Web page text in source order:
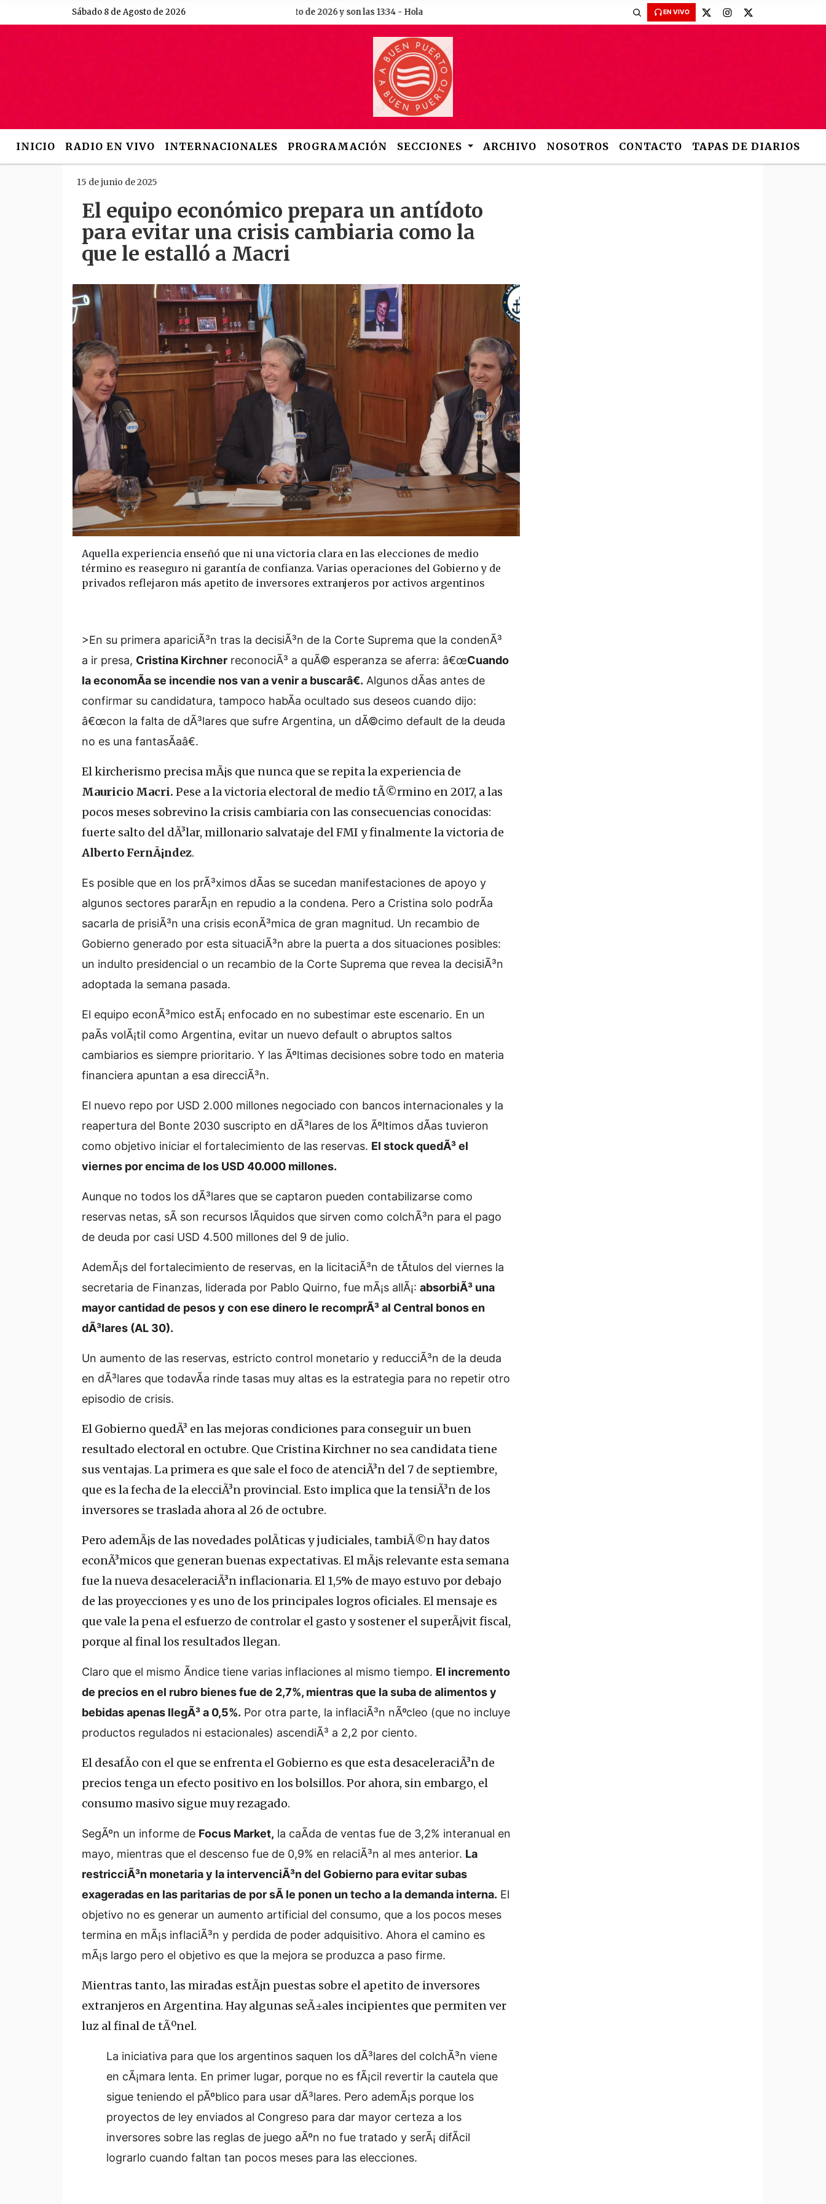
Sábado 8 de Agosto de 2026Hoy es Sábado 8 de Agosto de 2026 y son las 13:34 - Hola EN VIVO
INICIO RADIO EN VIVO INTERNACIONALES PROGRAMACIÓN SECCIONES ARCHIVO NOSOTROS CONTACTO TAPAS DE DIARIOS
15 de junio de 2025
El equipo económico prepara un antídoto
para evitar una crisis cambiaria como la
que le estalló a Macri
Aquella experiencia enseñó que ni una victoria clara en las elecciones de medio
término es reaseguro ni garantía de confianza. Varias operaciones del Gobierno y de
privados reflejaron más apetito de inversores extranjeros por activos argentinos
>En su primera apariciÃ³n tras la decisiÃ³n de la Corte Suprema que la condenÃ³
a ir presa, Cristina Kirchner reconociÃ³ a quÃ© esperanza se aferra: â€œCuando
la economÃ­a se incendie nos van a venir a buscarâ€. Algunos dÃ­as antes de
confirmar su candidatura, tampoco habÃ­a ocultado sus deseos cuando dijo:
â€œcon la falta de dÃ³lares que sufre Argentina, un dÃ©cimo default de la deuda
no es una fantasÃ­aâ€.
El kircherismo precisa mÃ¡s que nunca que se repita la experiencia de
Mauricio Macri. Pese a la victoria electoral de medio tÃ©rmino en 2017, a las
pocos meses sobrevino la crisis cambiaria con las consecuencias conocidas:
fuerte salto del dÃ³lar, millonario salvataje del FMI y finalmente la victoria de
Alberto FernÃ¡ndez.
Es posible que en los prÃ³ximos dÃ­as se sucedan manifestaciones de apoyo y
algunos sectores pararÃ¡n en repudio a la condena. Pero a Cristina solo podrÃ­a
sacarla de prisiÃ³n una crisis econÃ³mica de gran magnitud. Un recambio de
Gobierno generado por esta situaciÃ³n abre la puerta a dos situaciones posibles:
un indulto presidencial o un recambio de la Corte Suprema que revea la decisiÃ³n
adoptada la semana pasada.
El equipo econÃ³mico estÃ¡ enfocado en no subestimar este escenario. En un
paÃ­s volÃ¡til como Argentina, evitar un nuevo default o abruptos saltos
cambiarios es siempre prioritario. Y las Ãºltimas decisiones sobre todo en materia
financiera apuntan a esa direcciÃ³n.
El nuevo repo por USD 2.000 millones negociado con bancos internacionales y la
reapertura del Bonte 2030 suscripto en dÃ³lares de los Ãºltimos dÃ­as tuvieron
como objetivo iniciar el fortalecimiento de las reservas. El stock quedÃ³ el
viernes por encima de los USD 40.000 millones.
Aunque no todos los dÃ³lares que se captaron pueden contabilizarse como
reservas netas, sÃ­ son recursos lÃ­quidos que sirven como colchÃ³n para el pago
de deuda por casi USD 4.500 millones del 9 de julio.
AdemÃ¡s del fortalecimiento de reservas, en la licitaciÃ³n de tÃ­tulos del viernes la
secretaria de Finanzas, liderada por Pablo Quirno, fue mÃ¡s allÃ¡: absorbiÃ³ una
mayor cantidad de pesos y con ese dinero le recomprÃ³ al Central bonos en
dÃ³lares (AL 30).
Un aumento de las reservas, estricto control monetario y reducciÃ³n de la deuda
en dÃ³lares que todavÃ­a rinde tasas muy altas es la estrategia para no repetir otro
episodio de crisis.
El Gobierno quedÃ³ en las mejoras condiciones para conseguir un buen
resultado electoral en octubre. Que Cristina Kirchner no sea candidata tiene
sus ventajas. La primera es que sale el foco de atenciÃ³n del 7 de septiembre,
que es la fecha de la elecciÃ³n provincial. Esto implica que la tensiÃ³n de los
inversores se traslada ahora al 26 de octubre.
Pero ademÃ¡s de las novedades polÃ­ticas y judiciales, tambiÃ©n hay datos
econÃ³micos que generan buenas expectativas. El mÃ¡s relevante esta semana
fue la nueva desaceleraciÃ³n inflacionaria. El 1,5% de mayo estuvo por debajo
de las proyecciones y es uno de los principales logros oficiales. El mensaje es
que vale la pena el esfuerzo de controlar el gasto y sostener el superÃ¡vit fiscal,
porque al final los resultados llegan.
Claro que el mismo Ã­ndice tiene varias inflaciones al mismo tiempo. El incremento
de precios en el rubro bienes fue de 2,7%, mientras que la suba de alimentos y
bebidas apenas llegÃ³ a 0,5%. Por otra parte, la inflaciÃ³n nÃºcleo (que no incluye
productos regulados ni estacionales) ascendiÃ³ a 2,2 por ciento.
El desafÃ­o con el que se enfrenta el Gobierno es que esta desaceleraciÃ³n de
precios tenga un efecto positivo en los bolsillos. Por ahora, sin embargo, el
consumo masivo sigue muy rezagado.
SegÃºn un informe de Focus Market, la caÃ­da de ventas fue de 3,2% interanual en
mayo, mientras que el descenso fue de 0,9% en relaciÃ³n al mes anterior. La
restricciÃ³n monetaria y la intervenciÃ³n del Gobierno para evitar subas
exageradas en las paritarias de por sÃ­ le ponen un techo a la demanda interna. El
objetivo no es generar un aumento artificial del consumo, que a los pocos meses
termina en mÃ¡s inflaciÃ³n y perdida de poder adquisitivo. Ahora el camino es
mÃ¡s largo pero el objetivo es que la mejora se produzca a paso firme.
Mientras tanto, las miradas estÃ¡n puestas sobre el apetito de inversores
extranjeros en Argentina. Hay algunas seÃ±ales incipientes que permiten ver
luz al final de tÃºnel.
La iniciativa para que los argentinos saquen los dÃ³lares del colchÃ³n viene
en cÃ¡mara lenta. En primer lugar, porque no es fÃ¡cil revertir la cautela que
sigue teniendo el pÃºblico para usar dÃ³lares. Pero ademÃ¡s porque los
proyectos de ley enviados al Congreso para dar mayor certeza a los
inversores sobre las reglas de juego aÃºn no fue tratado y serÃ¡ difÃ­cil
lograrlo cuando faltan tan pocos meses para las elecciones.